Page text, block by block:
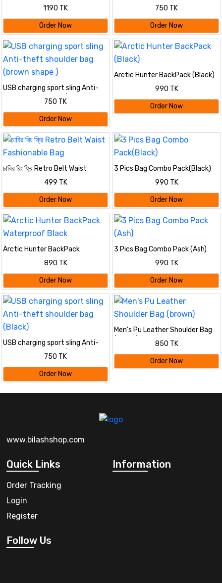
1190 TK
Order Now
750 TK
Order Now
USB charging sport sling Anti-
theft shoulder bag (brown shape
750 TK
Order Now
Arctic Hunter BackPack (Black)
990 TK
Order Now
চাবির রিং ফ্রি Retro Belt Waist
Fashionable Bag
499 TK
Order Now
3 Pics Bag Combo Pack(Black)
990 TK
Order Now
Arctic Hunter BackPack
Waterproof Black
890 TK
Order Now
3 Pics Bag Combo Pack (Ash)
990 TK
Order Now
USB charging sport sling Anti-
theft shoulder bag (Black)
750 TK
Order Now
Men's Pu Leather Shoulder Bag
850 TK
Order Now
www.bilashshop.com
Quick Links
Order Tracking
Login
Register
Information
Follow Us